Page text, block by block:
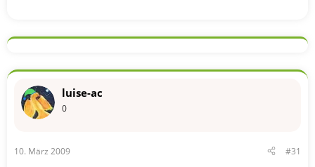
luise-ac
0
10. März 2009 #31